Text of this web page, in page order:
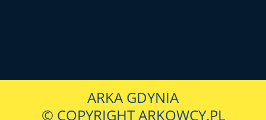
ARKA GDYNIA
© COPYRIGHT ARKOWCY.PL